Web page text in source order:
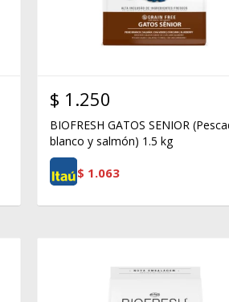
$ 1.250
BIOFRESH GATOS SENIOR
blanco y salmón) 1.5 kg
$ 1.063